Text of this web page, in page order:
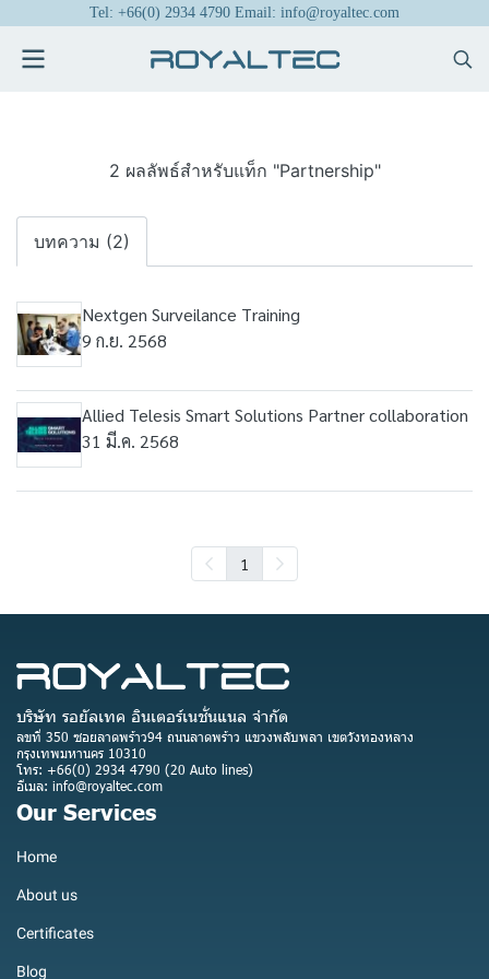
Tel: +66(0) 2934 4790 Email: info@royaltec.com
2 ผลลัพธ์สำหรับแท็ก "Partnership"
บทความ (2)
Nextgen Surveilance Training
9 ก.ย. 2568
Allied Telesis Smart Solutions Partner collaboration
31 มี.ค. 2568
1
บริษัท รอยัลเทค อินเตอร์เนชั่นแนล จำกัด
ลขที่ 350 ซอยลาดพร้าว94 ถนนลาดพร้าว แขวงพลับพลา เขตวังทองหลาง
กรุงเทพมหานคร 10310
โทร: +66(0) 2934 4790 (20 Auto lines)
อีเมล: info@royaltec.com
Our Services
Home
About us
Certificates
Blog